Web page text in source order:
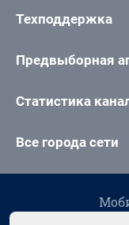
Техподдержка
Предвыборная
Статистика
Все города сети